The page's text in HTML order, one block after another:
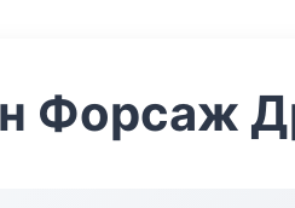
Форсаж